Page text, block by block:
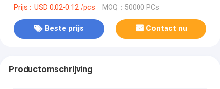
Prijs：USD 0.02-0.12 /pcs MOQ：50000 PCs
Beste prijs Contact nu
Productomschrijving